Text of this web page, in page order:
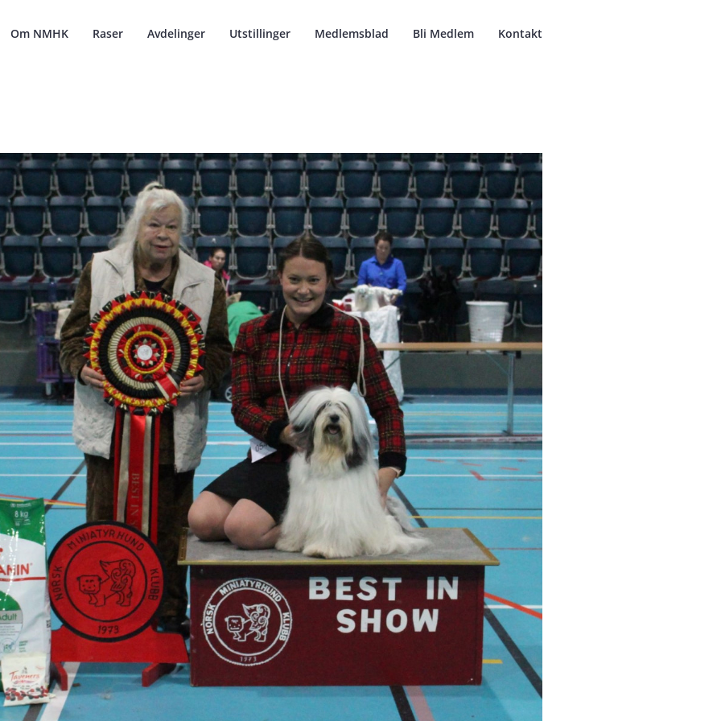
Om NMHK Raser Avdelinger Utstillinger Medlemsblad Bli Medlem Kontakt